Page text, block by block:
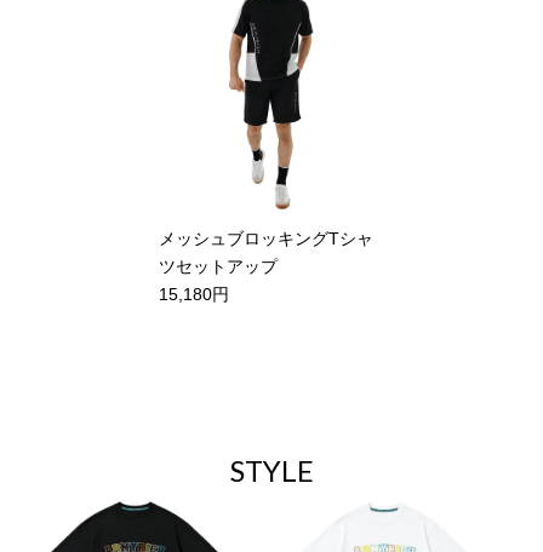
メッシュブロッキングTシャ
ツセットアップ
15,180円
STYLE